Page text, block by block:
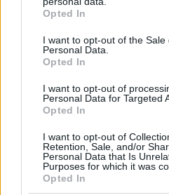
grant or deny consent to Google
use your data for below
consent section.
Opted In
I want to opt-out of the Sale
Personal Data.
Opted In
I want to opt-out of
Personal Data for Targeted
Opted In
I want to opt-out of
Retention, Sale, and/or
Personal Data that Is
Purposes for which it was
Opted In
Έχω garmin, εχει bug με
ζόρι 130, κάτι αντίστοιχο και
ΑΠΑΝΤΗΣΗ
555
09.07.2026, 00:36
την ζώνη Polar H10.
την ευαισθησία
ζώνη. Προτίμησα Polar
ανώτερων Garmin λόγω